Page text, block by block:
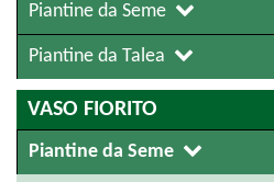
Piantine da Seme
Piantine da Talea
VASO FIORITO
Piantine da Seme